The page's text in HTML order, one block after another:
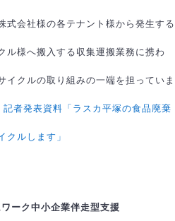
式会社様の各テナント様から発生する
ル様へ搬入する収集運搬業務に携わ
イクルの取り組みの一端を担っていま
者発表資料「ラスカ平塚の食品廃棄
クルします」
ーク中小企業伴走型支援